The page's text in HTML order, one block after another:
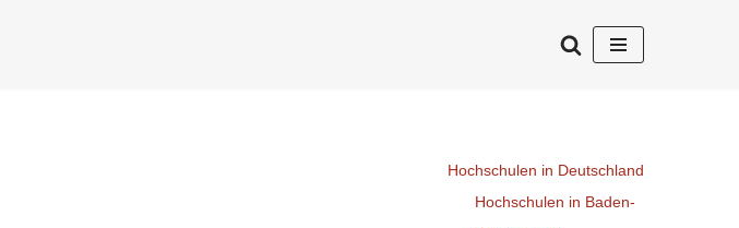
Hochschulen in Deutschland
Hochschulen in Baden-